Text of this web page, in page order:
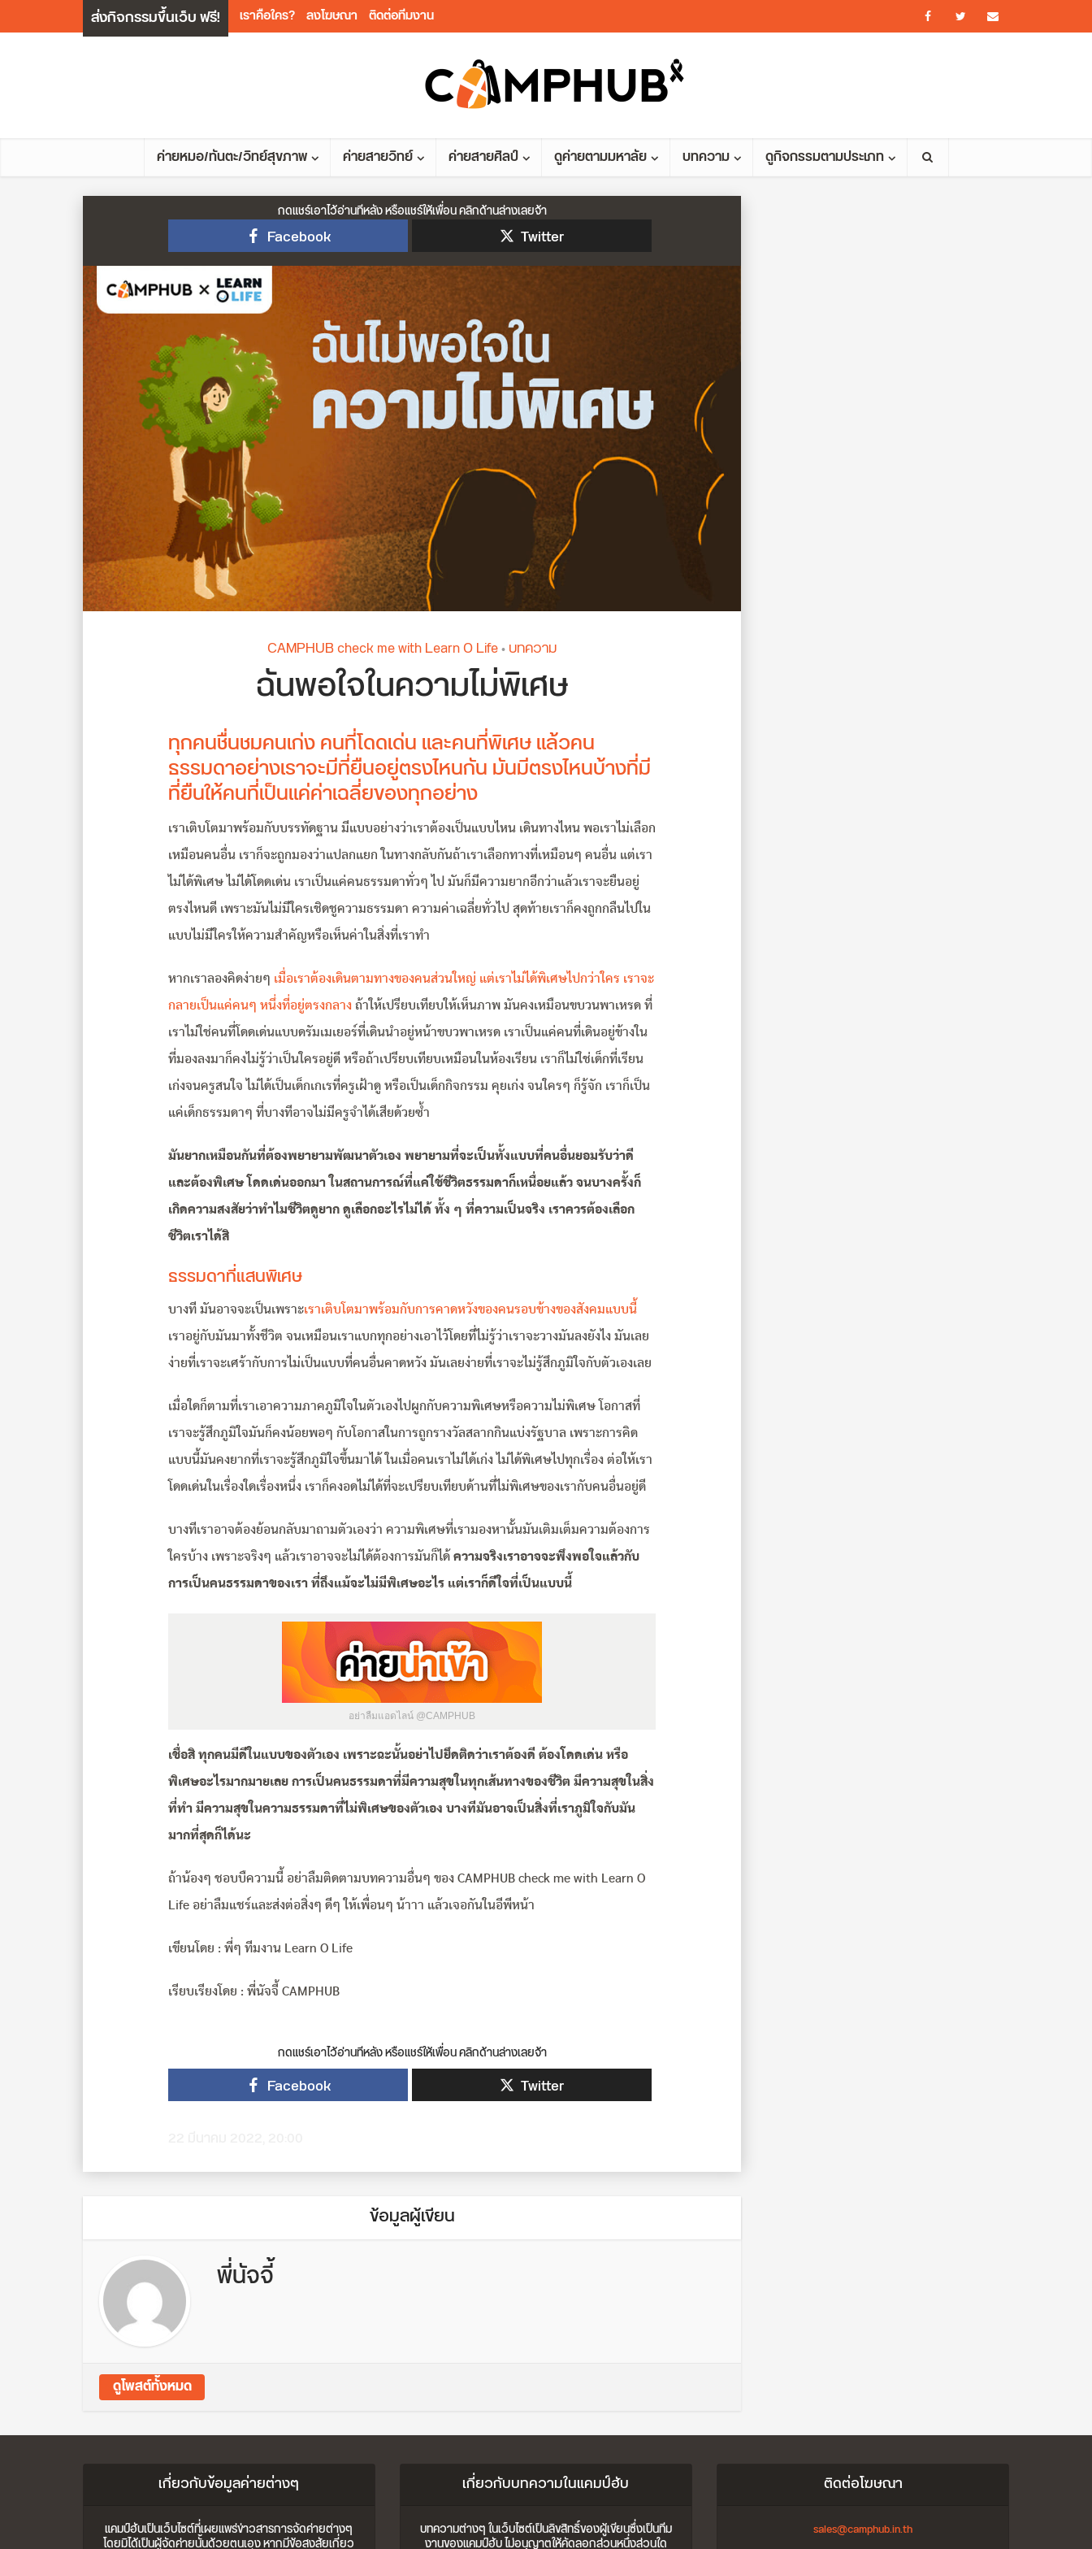
ส่งกิจกรรมขึ้นเว็บ ฟรี! เราคือใคร? ลงโฆษณา ติดต่อทีมงาน
ค่ายหมอ/ทันตะ/วิทย์สุขภาพ ค่ายสายวิทย์ ค่ายสายศิลป์ ดูค่ายตามมหาลัย บทความ ดูกิจกรรมตามประเภท
กดแชร์เอาไว้อ่านทีหลัง หรือแชร์ให้เพื่อน คลิกด้านล่างเลยจ้า
Facebook Twitter
CAMPHUB check me with Learn O Life•บทความ
ฉันพอใจในความไม่พิเศษ
ทุกคนชื่นชมคนเก่ง คนที่โดดเด่น และคนที่พิเศษ แล้วคน
ธรรมดาอย่างเราจะมีที่ยืนอยู่ตรงไหนกัน มันมีตรงไหนบ้างที่มี
ที่ยืนให้คนที่เป็นแค่ค่าเฉลี่ยของทุกอย่าง
เราเติบโตมาพร้อมกับบรรทัดฐาน มีแบบอย่างว่าเราต้องเป็นแบบไหน เดินทางไหน พอเราไม่เลือก
เหมือนคนอื่น เราก็จะถูกมองว่าแปลกแยก ในทางกลับกันถ้าเราเลือกทางที่เหมือนๆ คนอื่น แต่เรา
ไม่ได้พิเศษ ไม่ได้โดดเด่น เราเป็นแค่คนธรรมดาทั่วๆ ไป มันก็มีความยากอีกว่าแล้วเราจะยืนอยู่
ตรงไหนดี เพราะมันไม่มีใครเชิดชูความธรรมดา ความค่าเฉลี่ยทั่วไป สุดท้ายเราก็คงถูกกลืนไปใน
แบบไม่มีใครให้ความสำคัญหรือเห็นค่าในสิ่งที่เราทำ
หากเราลองคิดง่ายๆ เมื่อเราต้องเดินตามทางของคนส่วนใหญ่ แต่เราไม่ได้พิเศษไปกว่าใคร เราจะ
กลายเป็นแค่คนๆ หนึ่งที่อยู่ตรงกลาง ถ้าให้เปรียบเทียบให้เห็นภาพ มันคงเหมือนขบวนพาเหรด ที่
เราไม่ใช่คนที่โดดเด่นแบบดรัมเมเยอร์ที่เดินนำอยู่หน้าขบวพาเหรด เราเป็นแค่คนที่เดินอยู่ข้างใน
ที่มองลงมาก็คงไม่รู้ว่าเป็นใครอยู่ดี หรือถ้าเปรียบเทียบเหมือนในห้องเรียน เราก็ไม่ใช่เด็กที่เรียน
เก่งจนครูสนใจ ไม่ได้เป็นเด็กเกเรที่ครูเฝ้าดู หรือเป็นเด็กกิจกรรม คุยเก่ง จนใครๆ ก็รู้จัก เราก็เป็น
แค่เด็กธรรมดาๆ ที่บางทีอาจไม่มีครูจำได้เสียด้วยซ้ำ
มันยากเหมือนกันที่ต้องพยายามพัฒนาตัวเอง พยายามที่จะเป็นทั้งแบบที่คนอื่นยอมรับว่าดี
และต้องพิเศษ โดดเด่นออกมา ในสถานการณ์ที่แค่ใช้ชีวิตธรรมดาก็เหนื่อยแล้ว จนบางครั้งก็
เกิดความสงสัยว่าทำไมชีวิตดูยาก ดูเลือกอะไรไม่ได้ ทั้ง ๆ ที่ความเป็นจริง เราควรต้องเลือก
ชีวิตเราได้สิ
ธรรมดาที่แสนพิเศษ
บางที มันอาจจะเป็นเพราะเราเติบโตมาพร้อมกับการคาดหวังของคนรอบข้างของสังคมแบบนี้
เราอยู่กับมันมาทั้งชีวิต จนเหมือนเราแบกทุกอย่างเอาไว้โดยที่ไม่รู้ว่าเราจะวางมันลงยังไง มันเลย
ง่ายที่เราจะเศร้ากับการไม่เป็นแบบที่คนอื่นคาดหวัง มันเลยง่ายที่เราจะไม่รู้สึกภูมิใจกับตัวเองเลย
เมื่อใดก็ตามที่เราเอาความภาคภูมิใจในตัวเองไปผูกกับความพิเศษหรือความไม่พิเศษ โอกาสที่
เราจะรู้สึกภูมิใจมันก็คงน้อยพอๆ กับโอกาสในการถูกรางวัลสลากกินแบ่งรัฐบาล เพราะการคิด
แบบนี้มันคงยากที่เราจะรู้สึกภูมิใจขึ้นมาได้ ในเมื่อคนเราไม่ได้เก่ง ไม่ได้พิเศษไปทุกเรื่อง ต่อให้เรา
โดดเด่นในเรื่องใดเรื่องหนึ่ง เราก็คงอดไม่ได้ที่จะเปรียบเทียบด้านที่ไม่พิเศษของเรากับคนอื่นอยู่ดี
บางทีเราอาจต้องย้อนกลับมาถามตัวเองว่า ความพิเศษที่เรามองหานั้นมันเติมเต็มความต้องการ
ใครบ้าง เพราะจริงๆ แล้วเราอาจจะไม่ได้ต้องการมันก็ได้ ความจริงเราอาจจะพึงพอใจแล้วกับ
การเป็นคนธรรมดาของเรา ที่ถึงแม้จะไม่มีพิเศษอะไร แต่เราก็ดีใจที่เป็นแบบนี้
อย่าลืมแอดไลน์ @CAMPHUB
เชื่อสิ ทุกคนมีดีในแบบของตัวเอง เพราะฉะนั้นอย่าไปยึดติดว่าเราต้องดี ต้องโดดเด่น หรือ
พิเศษอะไรมากมายเลย การเป็นคนธรรมดาที่มีความสุขในทุกเส้นทางของชีวิต มีความสุขในสิ่ง
ที่ทำ มีความสุขในความธรรมดาที่ไม่พิเศษของตัวเอง บางทีมันอาจเป็นสิ่งที่เราภูมิใจกับมัน
มากที่สุดก็ได้นะ
ถ้าน้องๆ ชอบบืความนี้ อย่าลืมติดตามบทความอื่นๆ ของ CAMPHUB check me with Learn O
Life อย่าลืมแชร์และส่งต่อสิ่งๆ ดีๆ ให้เพื่อนๆ น้าาา แล้วเจอกันในอีพีหน้า
เขียนโดย : พี่ๆ ทีมงาน Learn O Life
เรียบเรียงโดย : พี่นัจจี้ CAMPHUB
กดแชร์เอาไว้อ่านทีหลัง หรือแชร์ให้เพื่อน คลิกด้านล่างเลยจ้า
Facebook Twitter
ข้อมูลผู้เขียน
พี่นัจจี้
ดูโพสต์ทั้งหมด
เกี่ยวกับข้อมูลค่ายต่างๆ
แคมป์ฮับเป็นเว็บไซต์ที่เผยแพร่ข่าวสารการจัดค่ายต่างๆ
โดยมิได้เป็นผู้จัดค่ายนั้นด้วยตนเอง หากมีข้อสงสัยเกี่ยว
เกี่ยวกับบทความในแคมป์ฮับ
บทความต่างๆ ในเว็บไซต์เป็นลิขสิทธิ์ของผู้เขียนซึ่งเป็นทีม
งานของแคมป์ฮับ ไม่อนุญาตให้คัดลอกส่วนหนึ่งส่วนใด
ติดต่อโฆษณา
sales@camphub.in.th